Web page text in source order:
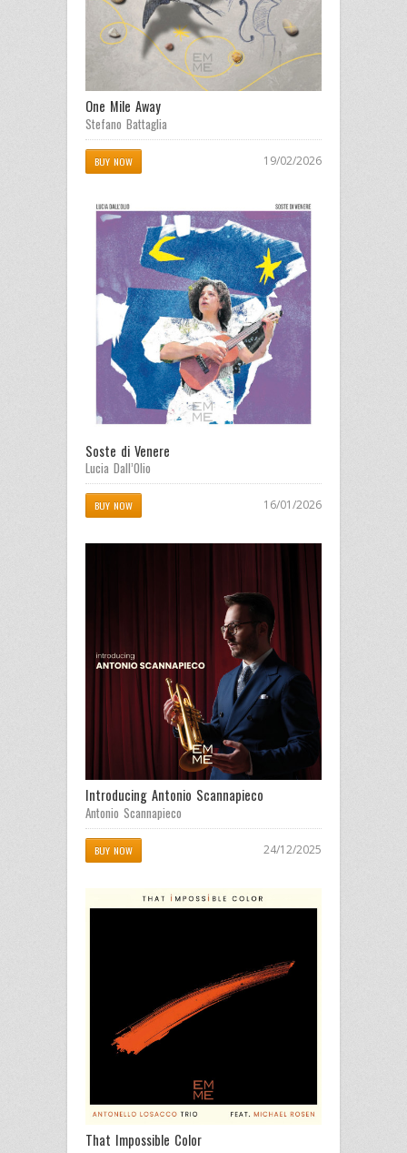
One Mile Away
Stefano Battaglia
BUY NOW 19/02/2026
Soste di Venere
Lucia Dall’Olio
BUY NOW 16/01/2026
Introducing Antonio Scannapieco
Antonio Scannapieco
BUY NOW 24/12/2025
That Impossible Color